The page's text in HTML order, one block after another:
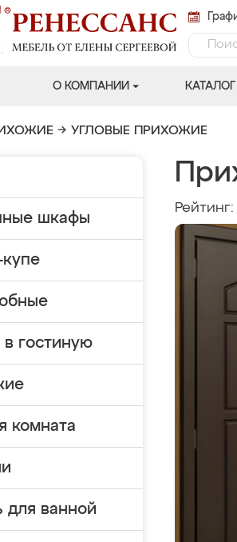
О КОМПАНИИ КАТАЛОГ
→ УГЛОВЫЕ ПРИХОЖИЕ
шкафы
в гостиную
комната
для ванной
Рейтинг: